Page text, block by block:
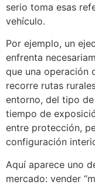
serio toma esas
vehículo.
Por ejemplo, un
enfrenta
que una operación
recorre rutas
entorno, del tipo
tiempo de
entre protección,
configuración
Aquí aparece uno
mercado: vender